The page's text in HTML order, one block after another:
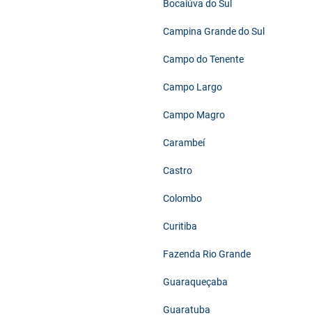
Bocaiúva do Sul
Campina Grande do Sul
Campo do Tenente
Campo Largo
Campo Magro
Carambeí
Castro
Colombo
Curitiba
Fazenda Rio Grande
Guaraqueçaba
Guaratuba